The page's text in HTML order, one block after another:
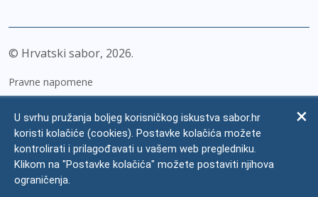
© Hrvatski sabor, 2026
Pravne napomene
Zaštita osobnih podataka
Impressum
Česta pitanja
U svrhu pružanja boljeg korisničkog iskustva sabor.hr
koristi kolačiće (cookies). Postavke kolačića možete
kontrolirati i prilagođavati u vašem web pregledniku.
Klikom na "Postavke kolačića" možete postaviti njihova
ograničenja.